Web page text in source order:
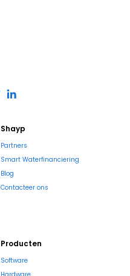
Shayp
Partners
Smart Waterfinanciering
Blog
Contacteer ons
Producten
Software